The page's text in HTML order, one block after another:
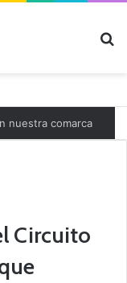
nuestra comarca
Circuito